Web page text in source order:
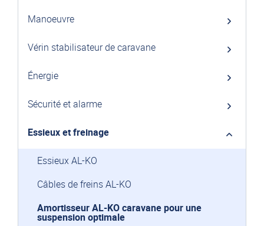
Manoeuvre
Vérin stabilisateur de caravane
Énergie
Sécurité et alarme
Essieux et freinage
Essieux AL-KO
Câbles de freins AL-KO
Amortisseur AL-KO caravane pour une
suspension optimale